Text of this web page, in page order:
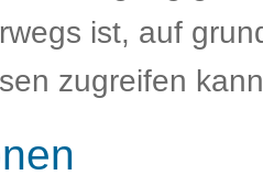
ist, auf
zugreifen